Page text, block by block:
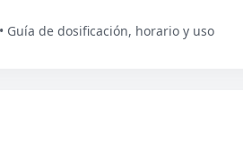
Guía de dosificación, horario y uso